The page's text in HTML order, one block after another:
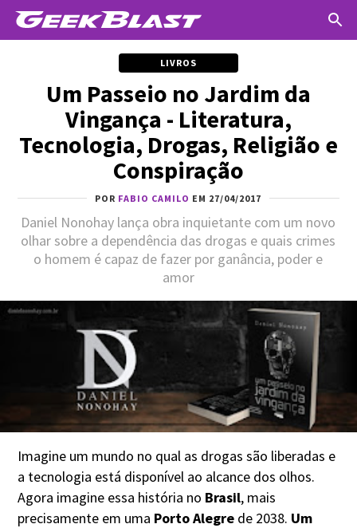
LIVROS
Um Passeio no Jardim da
Vingança - Literatura,
Tecnologia, Drogas, Religião e
Conspiração
POR FABIO CAMILO EM 27/04/2017
Daniel Nonohay lança obra inquietante com um novo
olhar sobre a dependência das drogas e quais crimes
o homem é capaz de fazer por ganância, poder e
amor
Imagine um mundo no qual as drogas são liberadas e
a tecnologia está disponível ao alcance dos olhos.
Agora imagine essa história no Brasil, mais
precisamente em uma Porto Alegre de 2038. Um